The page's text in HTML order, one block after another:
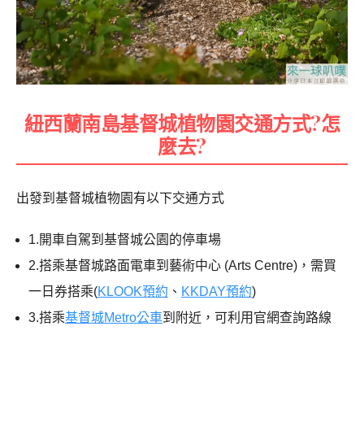
紐西蘭南島基督城植物園交通方式?怎
麼去?
出發到基督城植物園有以下交通方式
1.開車自駕到基督城公園的停車場
2.搭乘基督城路面電車到藝術中心 (Arts Centre)，需買
一日券搭乘(KLOOK預約 、 KKDAY預約)
3.搭乘基督城Metro公車到附近，可利用官網查詢路線